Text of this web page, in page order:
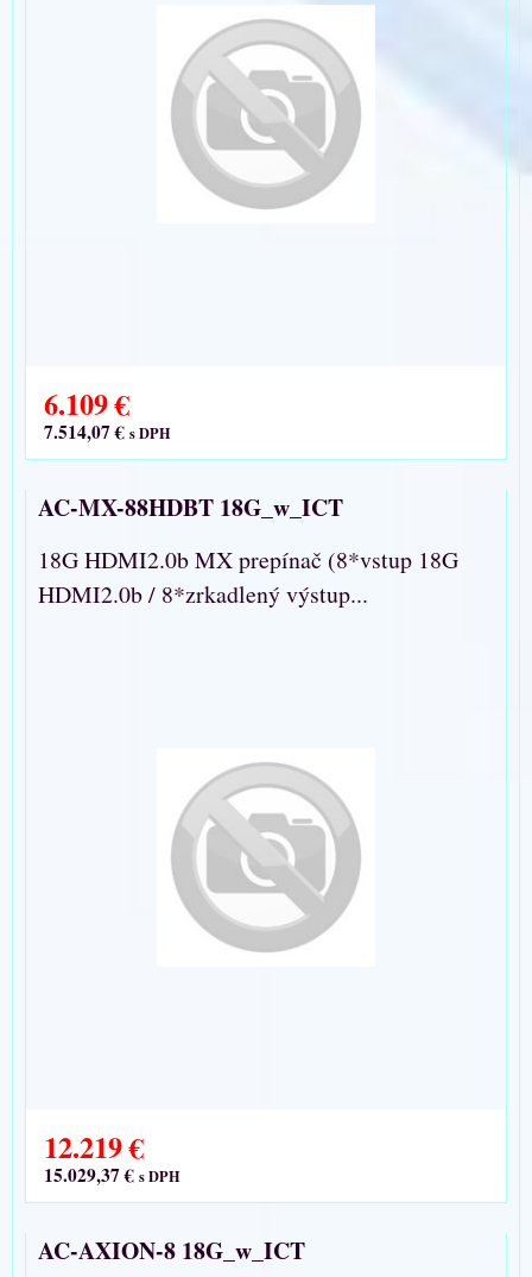
6.109 €
7.514,07 € s DPH
AC-MX-88HDBT 18G_w_ICT
18G HDMI2.0b MX prepínač (8*vstup 18G
HDMI2.0b / 8*zrkadlený výstup...
12.219 €
15.029,37 € s DPH
AC-AXION-8 18G_w_ICT